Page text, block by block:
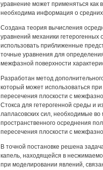
уравнение может применяться как
необходима информация о средних
Создана теория вычисления
уравнений механики
использовать приближенные
точные уравнения для
межфазной поверхности
Разработан метод
который может использоваться
пересечения плоскости с
Стокса для гетерогенной среды и
лапласовских сил, необходимые
пространственного осреднения
пересечения плоскости с
В точной постановке решена
капель, находящейся в
при моделировании явлений,